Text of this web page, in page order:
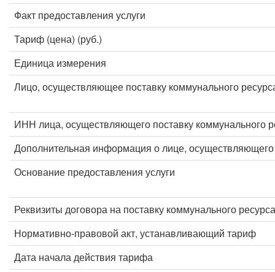
Факт предоставления услуги
Тариф (цена) (руб.)
Единица измерения
Лицо, осуществляющее поставку коммунального
ИНН лица, осуществляющего поставку коммунального
Дополнительная информация о лице, осуществляющего
Основание предоставления услуги
Реквизиты договора на поставку коммунального ресурса
Нормативно-правовой акт, устанавливающий тариф
Дата начала действия тарифа